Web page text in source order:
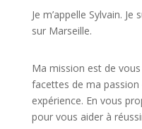
Je m’appelle Sylvain.
sur Marseille.
Ma mission est de
facettes de ma passion
expérience. En vous
pour vous aider à